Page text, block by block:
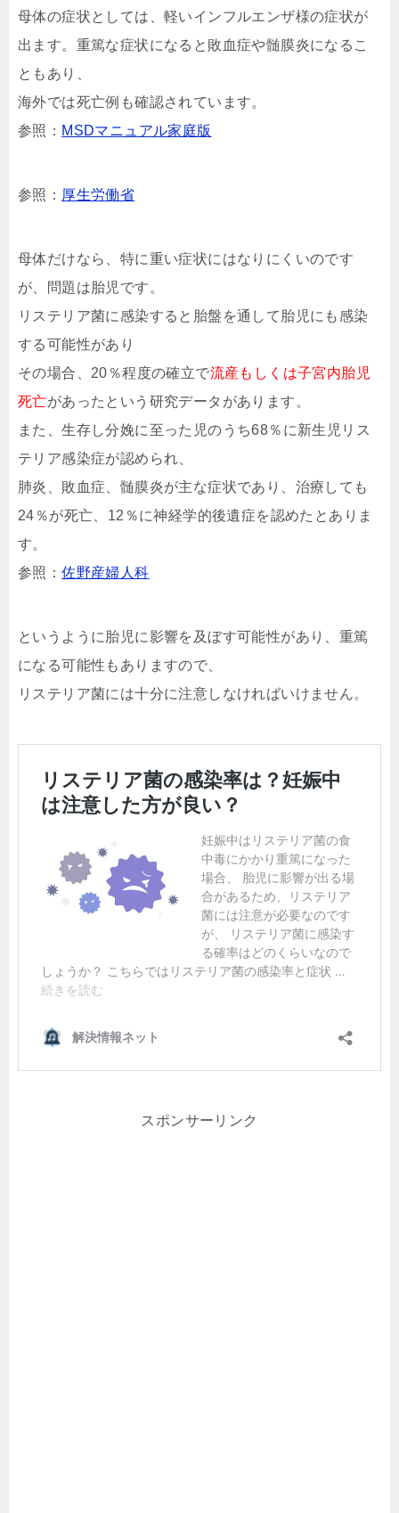
母体の症状としては、軽いインフルエンザ様の症状が
出ます。重篤な症状になると敗血症や髄膜炎になるこ
ともあり、
海外では死亡例も確認されています。
参照： MSDマニュアル家庭版
参照： 厚生労働省
母体だけなら、特に重い症状にはなりにくいのです
が、問題は胎児です。
リステリア菌に感染すると胎盤を通して胎児にも感染
する可能性があり
その場合、20％程度の確立で流産もしくは子宮内胎児
死亡があったという研究データがあります。
また、生存し分娩に至った児のうち68％に新生児リス
テリア感染症が認められ、
肺炎、敗血症、髄膜炎が主な症状であり、治療しても
24％が死亡、12％に神経学的後遺症を認めたとありま
す。
参照：佐野産婦人科
というように胎児に影響を及ぼす可能性があり、重篤
になる可能性もありますので、
リステリア菌には十分に注意しなければいけません。
スポンサーリンク